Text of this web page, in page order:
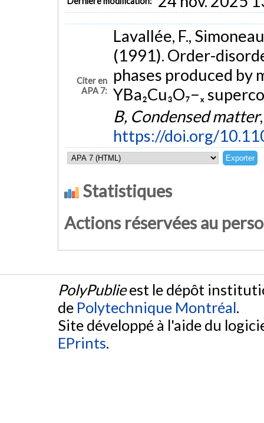
Citer en
APA 7:
Lavallée, F.,
(1991). Order-
phases produced by
YBa₂Cu₃O₇−ₓ
B, Condensed matter
https://doi.org/
Statistiques
Actions réservées au
PolyPublieest le dépôt
de Polytechnique Montréal.
Site développé à l'aide du
EPrints.